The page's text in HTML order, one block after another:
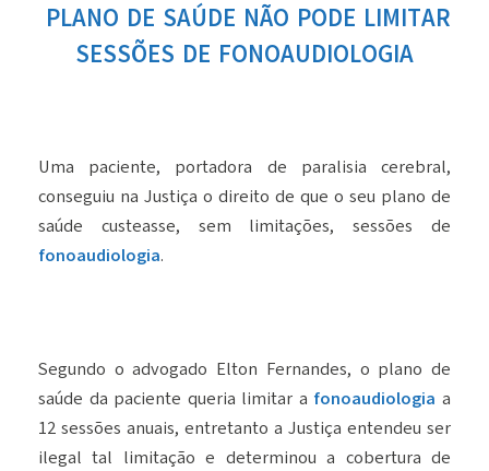
PLANO DE SAÚDE NÃO PODE LIMITAR
SESSÕES DE FONOAUDIOLOGIA
Uma paciente, portadora de paralisia cerebral,
conseguiu na Justiça o direito de que o seu plano de
saúde custeasse, sem limitações, sessões de
fonoaudiologia.
Segundo o advogado Elton Fernandes, o plano de
saúde da paciente queria limitar a fonoaudiologia a
12 sessões anuais, entretanto a Justiça entendeu ser
ilegal tal limitação e determinou a cobertura de